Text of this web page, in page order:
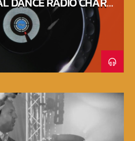
TOP 20